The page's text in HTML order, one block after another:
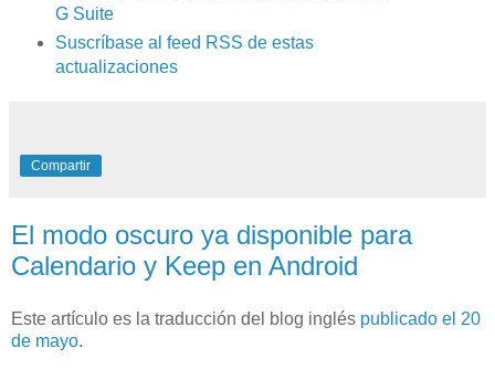
G Suite
Suscríbase al feed RSS de estas
actualizaciones
Compartir
El modo oscuro ya disponible para
Calendario y Keep en Android
Este artículo es la traducción del blog inglés publicado el 20
de mayo.